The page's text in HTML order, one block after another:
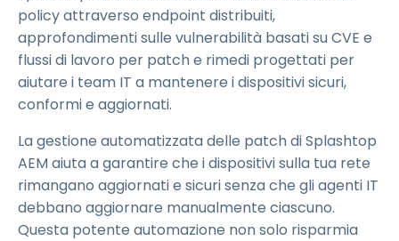
policy attraverso endpoint distribuiti,
approfondimenti sulle vulnerabilità basati su CVE e
flussi di lavoro per patch e rimedi progettati per
aiutare i team IT a mantenere i dispositivi sicuri,
conformi e aggiornati.
La gestione automatizzata delle patch di Splashtop
AEM aiuta a garantire che i dispositivi sulla tua rete
rimangano aggiornati e sicuri senza che gli agenti IT
debbano aggiornare manualmente ciascuno.
Questa potente automazione non solo risparmia